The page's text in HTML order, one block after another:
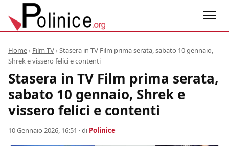
Home› Film TV›Stasera in TV Film prima serata, sabato 10 gennaio,
Shrek e vissero felici e contenti
Stasera in TV Film prima serata,
sabato 10 gennaio, Shrek e
vissero felici e contenti
10 Gennaio 2026, 16:51 · di Polinice